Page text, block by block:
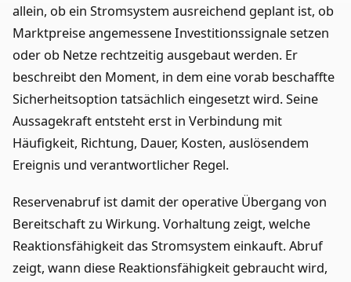
allein, ob ein Stromsystem ausreichend geplant ist, ob
Marktpreise angemessene Investitionssignale setzen
oder ob Netze rechtzeitig ausgebaut werden. Er
beschreibt den Moment, in dem eine vorab beschaffte
Sicherheitsoption tatsächlich eingesetzt wird. Seine
Aussagekraft entsteht erst in Verbindung mit
Häufigkeit, Richtung, Dauer, Kosten, auslösendem
Ereignis und verantwortlicher Regel.
Reservenabruf ist damit der operative Übergang von
Bereitschaft zu Wirkung. Vorhaltung zeigt, welche
Reaktionsfähigkeit das Stromsystem einkauft. Abruf
zeigt, wann diese Reaktionsfähigkeit gebraucht wird,